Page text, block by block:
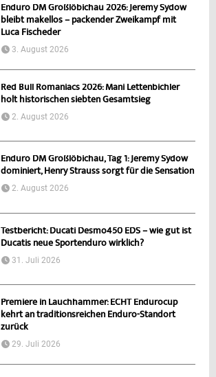
Enduro DM Großlöbichau 2026: Jeremy Sydow
bleibt makellos – packender Zweikampf mit
Luca Fischeder
3. August 2026
Red Bull Romaniacs 2026: Mani Lettenbichler
holt historischen siebten Gesamtsieg
2. August 2026
Enduro DM Großlöbichau, Tag 1: Jeremy Sydow
dominiert, Henry Strauss sorgt für die Sensation
2. August 2026
Testbericht: Ducati Desmo450 EDS – wie gut ist
Ducatis neue Sportenduro wirklich?
31. Juli 2026
Premiere in Lauchhammer: ECHT Endurocup
kehrt an traditionsreichen Enduro-Standort
zurück
29. Juli 2026